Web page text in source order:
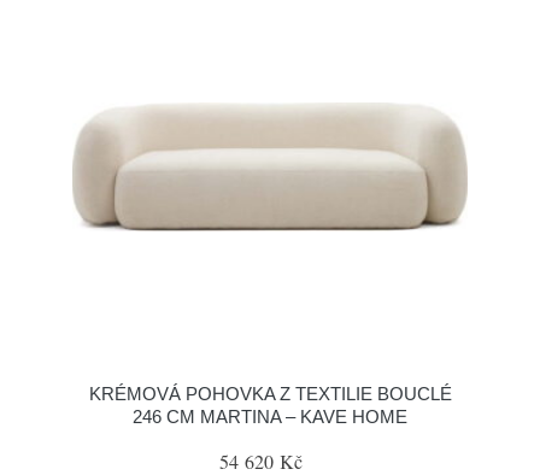
KRÉMOVÁ POHOVKA Z TEXTILIE BOUCLÉ
246 CM MARTINA – KAVE HOME
54 620 Kč